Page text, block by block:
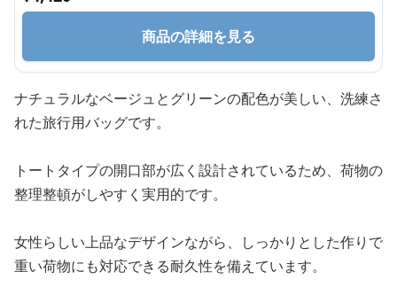
商品の詳細を見る
ナチュラルなベージュとグリーンの配色が美しい、洗練さ
れた旅行用バッグです。
トートタイプの開口部が広く設計されているため、荷物の
整理整頓がしやすく実用的です。
女性らしい上品なデザインながら、しっかりとした作りで
重い荷物にも対応できる耐久性を備えています。